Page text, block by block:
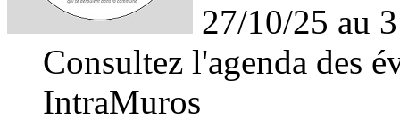
27/10/25 au
Consultez l'agenda des
IntraMuros